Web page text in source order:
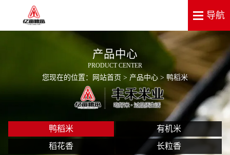
产品中心
PRODUCT CENTER
您现在的位置： 网站首页 > 产品中心 > 鸭稻米
鸭稻米
有机米
稻花香
长粒香